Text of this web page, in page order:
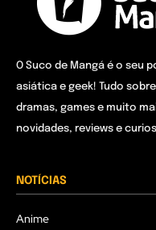
O Suco de Mangá é o seu
asiática e geek! Tudo
dramas, games e muito
novidades, reviews e
NOTÍCIAS
Anime